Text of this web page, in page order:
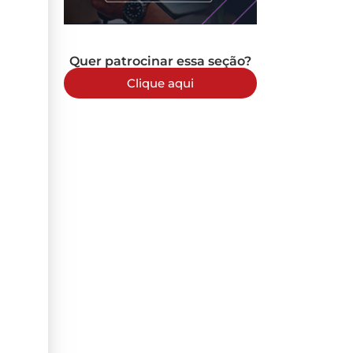
Quer patrocinar essa seção?
Clique aqui